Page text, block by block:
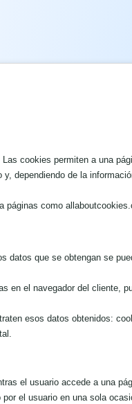
cookies permiten a una
dependiendo de la
páginas como
datos que se obtengan se
en el navegador del cliente,
esos datos obtenidos:
el usuario accede a una
el usuario en una sola